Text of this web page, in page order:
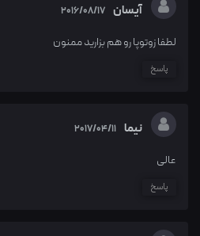
آیسان 2016/08/17
لطفا زوتوپا رو هم بزارید ممنون
پاسخ
نیما 2017/04/11
عالی
پاسخ